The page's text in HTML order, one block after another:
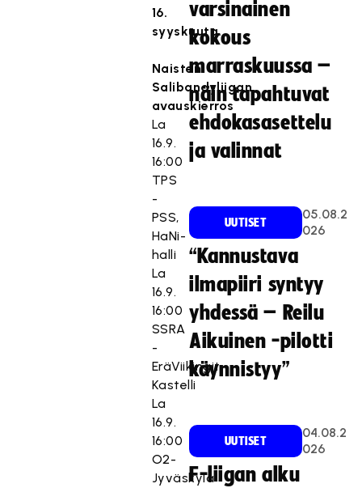
16.
syyskuuta.
Naisten
Salibandyliigan
avauskierros
La
16.9.
16:00
TPS
-
PSS,
HaNi-
halli
La
16.9.
16:00
SSRA
-
EräViikingit,
Kastelli
La
16.9.
16:00
O2-
Jyväskylä
varsinainen
kokous
marraskuussa –
näin tapahtuvat
ehdokasasettelu
ja valinnat
UUTISET
05.08.2
026
“Kannustava
ilmapiiri syntyy
yhdessä – Reilu
Aikuinen -pilotti
käynnistyy”
UUTISET
04.08.2
026
F-liigan alku